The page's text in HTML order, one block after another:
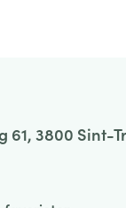
61, 3800 Sint-